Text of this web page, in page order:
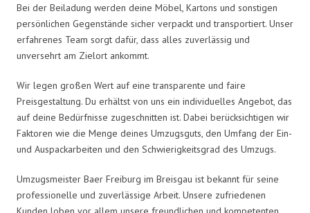
Bei der Beiladung werden deine Möbel, Kartons und sonstigen
persönlichen Gegenstände sicher verpackt und transportiert. Unser
erfahrenes Team sorgt dafür, dass alles zuverlässig und
unversehrt am Zielort ankommt.
Wir legen großen Wert auf eine transparente und faire
Preisgestaltung. Du erhältst von uns ein individuelles Angebot, das
auf deine Bedürfnisse zugeschnitten ist. Dabei berücksichtigen wir
Faktoren wie die Menge deines Umzugsguts, den Umfang der Ein-
und Auspackarbeiten und den Schwierigkeitsgrad des Umzugs.
Umzugsmeister Baer Freiburg im Breisgau ist bekannt für seine
professionelle und zuverlässige Arbeit. Unsere zufriedenen